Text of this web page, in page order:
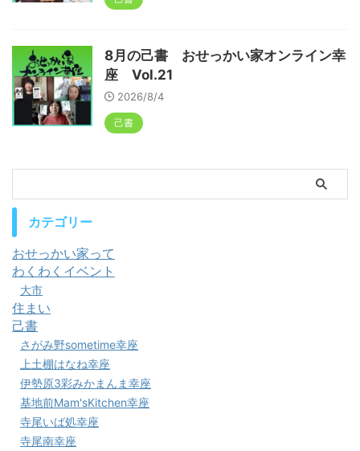
8月の己書 おせっかい家オンライン幸
座 Vol.21
2026/8/4
己書
カテゴリー
おせっかい家って
わくわくイベント
大市
住まい
己書
さがみ野sometime幸座
上土棚はなね幸座
伊勢原3彩みかまんま幸座
基地前Mam'sKitchen幸座
寺尾いば処幸座
寺尾南幸座